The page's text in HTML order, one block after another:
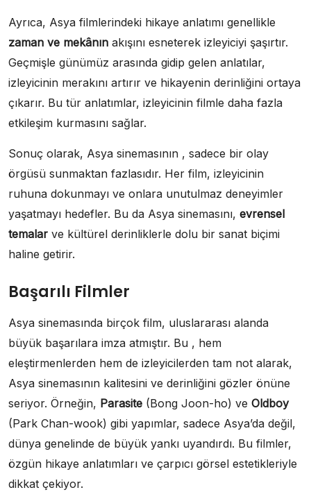
Ayrıca, Asya filmlerindeki hikaye anlatımı genellikle
zaman ve mekânın akışını esneterek izleyiciyi şaşırtır.
Geçmişle günümüz arasında gidip gelen anlatılar,
izleyicinin merakını artırır ve hikayenin derinliğini ortaya
çıkarır. Bu tür anlatımlar, izleyicinin filmle daha fazla
etkileşim kurmasını sağlar.
Sonuç olarak, Asya sinemasının , sadece bir olay
örgüsü sunmaktan fazlasıdır. Her film, izleyicinin
ruhuna dokunmayı ve onlara unutulmaz deneyimler
yaşatmayı hedefler. Bu da Asya sinemasını, evrensel
temalar ve kültürel derinliklerle dolu bir sanat biçimi
haline getirir.
Başarılı Filmler
Asya sinemasında birçok film, uluslararası alanda
büyük başarılara imza atmıştır. Bu , hem
eleştirmenlerden hem de izleyicilerden tam not alarak,
Asya sinemasının kalitesini ve derinliğini gözler önüne
seriyor. Örneğin, Parasite (Bong Joon-ho) ve Oldboy
(Park Chan-wook) gibi yapımlar, sadece Asya’da değil,
dünya genelinde de büyük yankı uyandırdı. Bu filmler,
özgün hikaye anlatımları ve çarpıcı görsel estetikleriyle
dikkat çekiyor.